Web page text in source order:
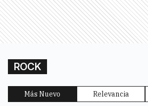
ROCK
Más Nuevo Relevancia